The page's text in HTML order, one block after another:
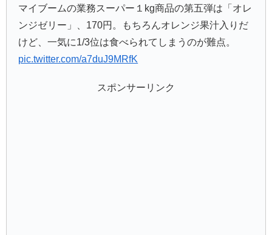
マイブームの業務スーパー１kg商品の第五弾は「オレ
ンジゼリー」、170円。もちろんオレンジ果汁入りだ
けど、一気に1/3位は食べられてしまうのが難点。
pic.twitter.com/a7duJ9MRfK
スポンサーリンク